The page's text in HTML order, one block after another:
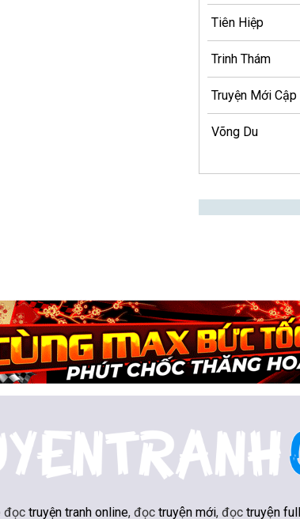
Tiên Hiệp
Trinh Thám
Võng Du
đọc truyện tranh online, đọc truyện mới, đọc truyện full